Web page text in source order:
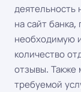
деятельность
на сайт
необходимую
количество
отзывы. Также
требуемой